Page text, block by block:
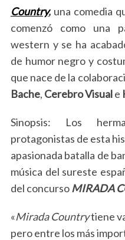
Country, una comedia
comenzó como una
western y se ha
de humor negro y
que nace de la
Bache, Cerebro Visuale
Sinopsis: Los
protagonistas de esta
apasionada batalla de
música del sureste
del concursoMIRADA
«Mirada Countrytiene
pero entre los más